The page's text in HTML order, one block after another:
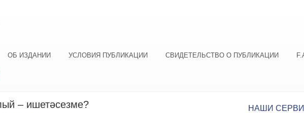
ОБ ИЗДАНИИ
УСЛОВИЯ ПУБЛИКАЦИИ СВИДЕТЕЛЬСТВО О ПУБЛИКАЦИИ
– ишетәсезме? НАШИ